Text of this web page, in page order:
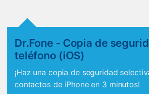
Dr.Fone - Copia de
teléfono (iOS)
¡Haz una copia de seguridad
contactos de iPhone en 3 minutos!